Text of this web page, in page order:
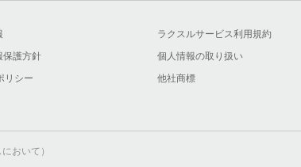
ラクスルサービス利用規約
保護方針
個人情報の取り扱い
リシー
他社商標
おいて）